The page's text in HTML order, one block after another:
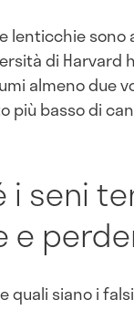
lenticchie
di
almeno due
più basso di
i seni
e
quali siano i